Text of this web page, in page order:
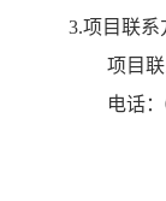
3.项目联系
项目联
电话：